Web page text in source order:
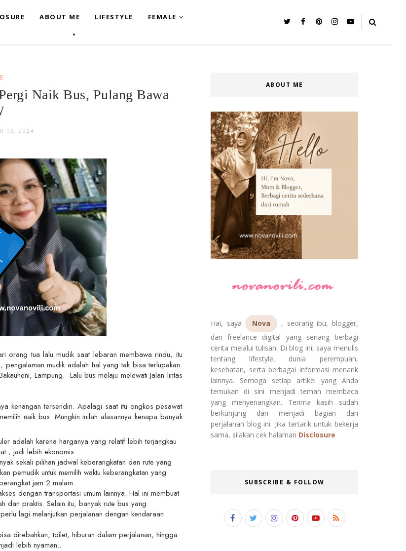
ABOUT ME LIFESTYLE FEMALE
Naik Bus, Pulang Bawa
15, 2024
orang tua lalu mudik saat lebaran membawa rindu, itu
mudik adalah hal yang tak bisa terlupakan.
Lampung. Lalu bus melaju melewati Jalan lintas
kenangan tersendiri. Apalagi saat itu ongkos pesawat
naik bus. Mungkin inilah alasannya kenapa banyak
adalah karena harganya yang relatif lebih terjangkau
, jadi lebih ekonomis.
sekali pilihan jadwal keberangkatan dan rute yang
pemudik untuk memilih waktu keberangkatan yang
jam 2 malam.
dengan transportasi umum lainnya. Hal ini membuat
dan praktis. Selain itu, banyak rute bus yang
lagi melanjutkan perjalanan dengan kendaraan
direbahkan, toilet, hiburan dalam perjalanan, hingga
lebih nyaman..
ABOUT ME
Hai, saya Nova
, seorang ibu, blogger,
dan freelance digital yang senang berbagi
cerita melalui tulisan. Di blog ini, saya menulis
tentang lifestyle, dunia perempuan,
kesehatan, serta berbagai informasi menarik
lainnya. Semoga setiap artikel yang Anda
temukan di sini menjadi teman membaca
yang menyenangkan. Terima kasih sudah
berkunjung dan menjadi bagian dari
perjalanan blog ini. Jika tertarik untuk bekerja
sama, silakan cek halaman Disclosure
SUBSCRIBE & FOLLOW